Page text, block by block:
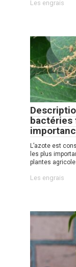
Les engrais
bactéries
L’azote est
les plus
plantes
Les engrais